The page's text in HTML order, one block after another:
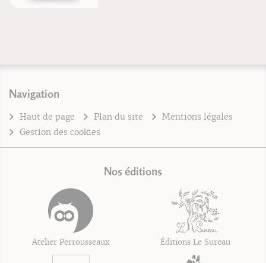
Navigation
Haut de page Plan du site
Mentions légales
Gestion des cookies
Nos éditions
Atelier Perrousseaux Éditions Le Sureau